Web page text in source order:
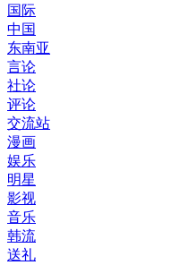
国际
中国
东南亚
言论
社论
评论
交流站
漫画
娱乐
明星
影视
音乐
韩流
送礼